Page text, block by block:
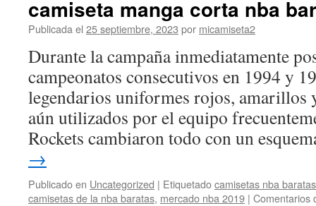
camiseta manga corta nba
Publicada el 25 septiembre, 2023 por micamiseta2
Durante la campaña inmediatamente
campeonatos consecutivos en 1994 y
legendarios uniformes rojos, amarillos
aún utilizados por el equipo
Rockets cambiaron todo con un
→
Publicado en Uncategorized | Etiquetadocamisetas nba
camisetas de la nba baratas, mercado nba 2019 | Comentarios